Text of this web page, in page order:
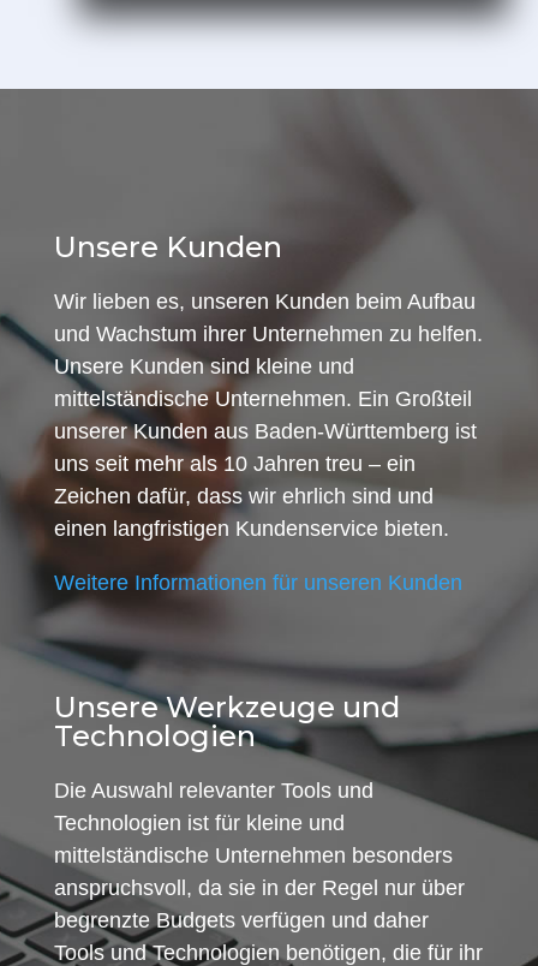
Unsere Kunden
Wir lieben es, unseren Kunden beim Aufbau
und Wachstum ihrer Unternehmen zu helfen.
Unsere Kunden sind kleine und
mittelständische Unternehmen. Ein Großteil
unserer Kunden aus Baden-Württemberg ist
uns seit mehr als 10 Jahren treu – ein
Zeichen dafür, dass wir ehrlich sind und
einen langfristigen Kundenservice bieten.
Weitere Informationen für unseren Kunden
Unsere Werkzeuge und
Technologien
Die Auswahl relevanter Tools und
Technologien ist für kleine und
mittelständische Unternehmen besonders
anspruchsvoll, da sie in der Regel nur über
begrenzte Budgets verfügen und daher
Tools und Technologien benötigen, die für ihr